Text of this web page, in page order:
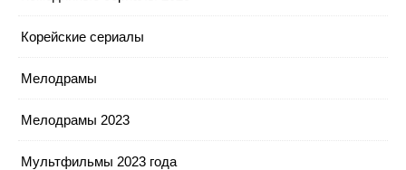
Корейские сериалы
Мелодрамы
Мелодрамы 2023
Мультфильмы 2023 года